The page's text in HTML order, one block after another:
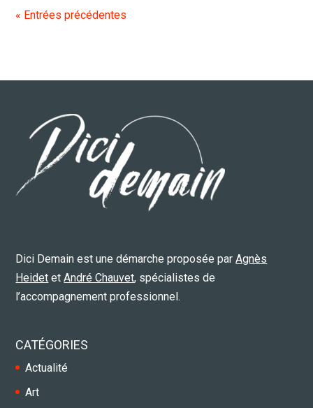
« Entrées précédentes
Dici Demain est une démarche proposée parAgnès
Heidet etAndré Chauvet, spécialistes de
l’accompagnement professionnel.
CATÉGORIES
Actualité
Art